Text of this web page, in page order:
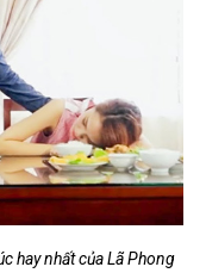
hay nhất của Lã Phong